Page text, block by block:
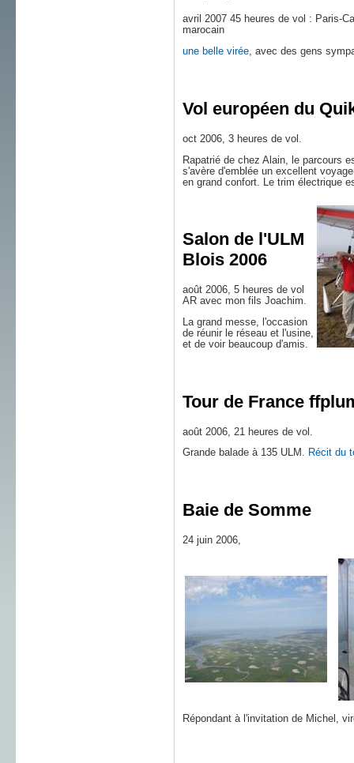
avril 2007 45 heures de vol : Paris-
marocain
une belle virée, avec des gens
Vol européen du
oct 2006, 3 heures de vol.
Rapatrié de chez Alain, le parcours
s'avère d'emblée un excellent
en grand confort. Le trim électrique
Salon de l'ULM
Blois 2006
août 2006, 5 heures de vol
AR avec mon fils Joachim.
La grand messe, l'occasion
de réunir le réseau et l'usine,
et de voir beaucoup d'amis.
Tour de France
août 2006, 21 heures de vol.
Grande balade à 135 ULM. Récit du
Baie de Somme
24 juin 2006,
Répondant à l'invitation de Michel,